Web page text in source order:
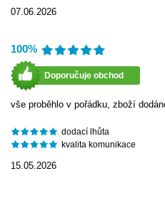
07.06.2026
100%
Doporučuje obchod
vše proběhlo v pořádku, zboží
dodací lhůta
kvalita komunikace
15.05.2026